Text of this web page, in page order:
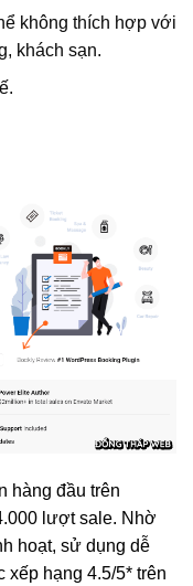
không thích hợp với
khách sạn.
hàng đầu trên
lượt sale. Nhờ
hoạt, sử dụng dễ
hạng 4.5/5* trên